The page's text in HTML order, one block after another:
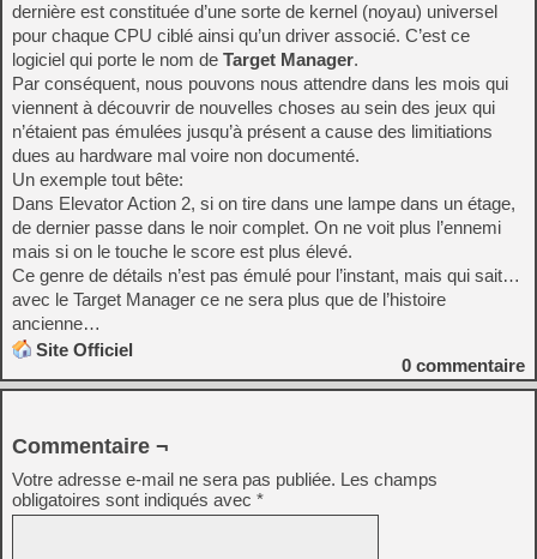
dernière est constituée d’une sorte de kernel (noyau) universel
pour chaque CPU ciblé ainsi qu’un driver associé. C’est ce
logiciel qui porte le nom de Target Manager.
Par conséquent, nous pouvons nous attendre dans les mois qui
viennent à découvrir de nouvelles choses au sein des jeux qui
n’étaient pas émulées jusqu’à présent a cause des limitiations
dues au hardware mal voire non documenté.
Un exemple tout bête:
Dans Elevator Action 2, si on tire dans une lampe dans un étage,
de dernier passe dans le noir complet. On ne voit plus l’ennemi
mais si on le touche le score est plus élevé.
Ce genre de détails n’est pas émulé pour l’instant, mais qui sait…
avec le Target Manager ce ne sera plus que de l’histoire
ancienne…
Site Officiel
0 commentaire
Commentaire ¬
Votre adresse e-mail ne sera pas publiée. Les champs
obligatoires sont indiqués avec *